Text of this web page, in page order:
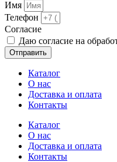
Имя
Телефон
Cогласие
Даю согласие на
Отправить
Каталог
О нас
Доставка и оплата
Контакты
Каталог
О нас
Доставка и оплата
Контакты